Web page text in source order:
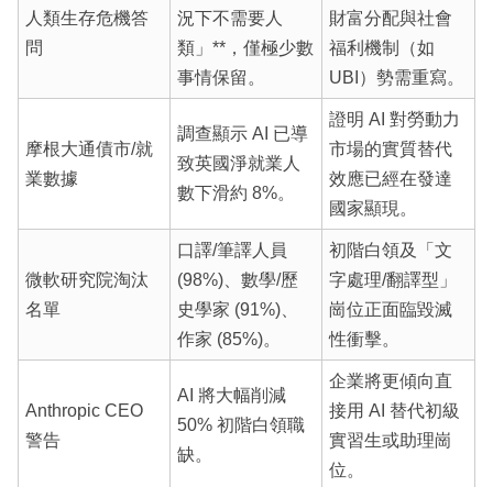
人類生存危機答
問
況下不需要人
類」**，僅極少數
事情保留。
財富分配與社會
福利機制（如
UBI）勢需重寫。
摩根大通債市/就
業數據
調查顯示 AI 已導
致英國淨就業人
數下滑約 8%。
證明 AI 對勞動力
市場的實質替代
效應已經在發達
國家顯現。
微軟研究院淘汰
名單
口譯/筆譯人員
(98%)、數學/歷
史學家 (91%)、
作家 (85%)。
初階白領及「文
字處理/翻譯型」
崗位正面臨毀滅
性衝擊。
Anthropic CEO
警告
AI 將大幅削減
50% 初階白領職
缺。
企業將更傾向直
接用 AI 替代初級
實習生或助理崗
位。